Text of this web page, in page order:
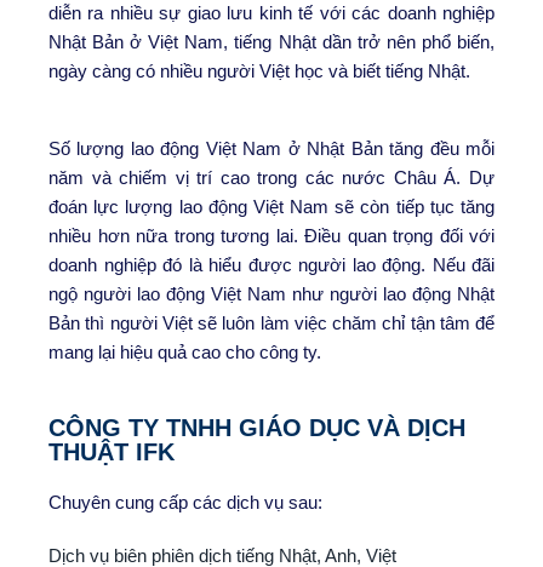
diễn ra nhiều sự giao lưu kinh tế với các doanh nghiệp
Nhật Bản ở Việt Nam, tiếng Nhật dần trở nên phổ biến,
ngày càng có nhiều người Việt học và biết tiếng Nhật.
Số lượng lao động Việt Nam ở Nhật Bản tăng đều mỗi
năm và chiếm vị trí cao trong các nước Châu Á. Dự
đoán lực lượng lao động Việt Nam sẽ còn tiếp tục tăng
nhiều hơn nữa trong tương lai. Điều quan trọng đối với
doanh nghiệp đó là hiểu được người lao động. Nếu đãi
ngộ người lao động Việt Nam như người lao động Nhật
Bản thì người Việt sẽ luôn làm việc chăm chỉ tận tâm để
mang lại hiệu quả cao cho công ty.
CÔNG TY TNHH GIÁO DỤC VÀ DỊCH
THUẬT IFK
Chuyên cung cấp các dịch vụ sau:
Dịch vụ biên phiên dịch tiếng Nhật, Anh, Việt